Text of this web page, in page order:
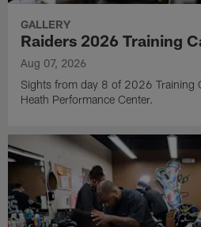
GALLERY
Raiders 2026 Training
Aug 07, 2026
Sights from day 8 of 2026 Training
Heath Performance Center.